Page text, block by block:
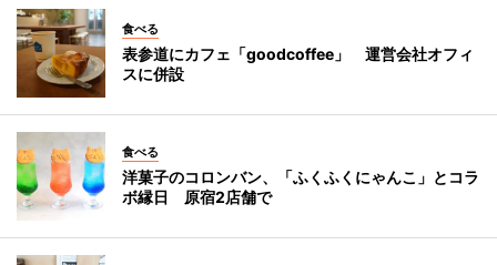
食べる
表参道にカフェ「goodcoffee」 運営会社オフィ
スに併設
食べる
洋菓子のコロンバン、「ふくふくにゃんこ」とコラ
ボ縁日 原宿2店舗で